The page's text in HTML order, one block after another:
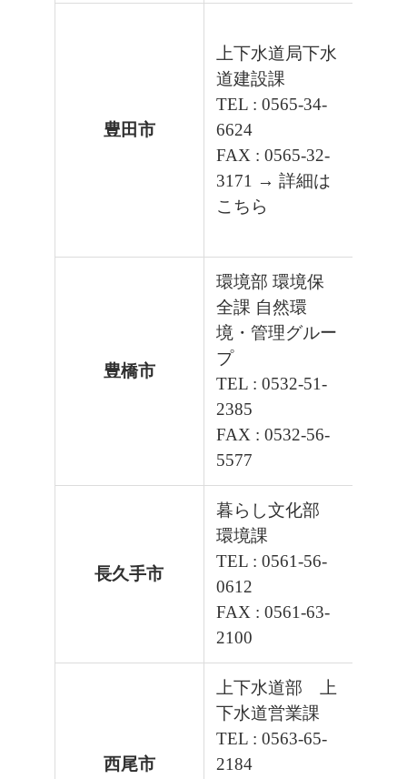
豊田市
上下水道局下水
道建設課
TEL : 0565-34-
6624
FAX : 0565-32-
3171 → 詳細は
こちら
豊橋市
環境部 環境保
全課 自然環
境・管理グルー
プ
TEL : 0532-51-
2385
FAX : 0532-56-
5577
長久手市
暮らし文化部
環境課
TEL : 0561-56-
0612
FAX : 0561-63-
2100
西尾市
上下水道部 上
下水道営業課
TEL : 0563-65-
2184